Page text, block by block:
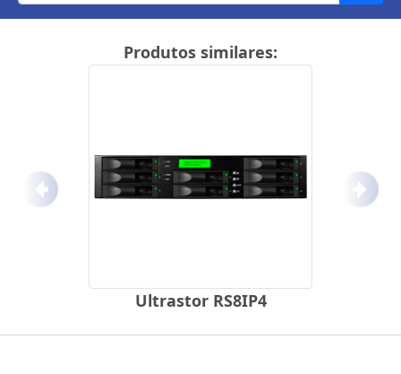
Produtos similares:
Ultrastor RS8IP4
Anterior